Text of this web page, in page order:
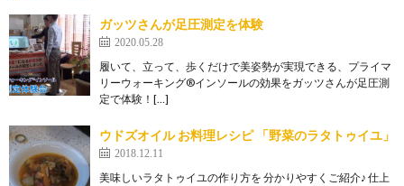
ガッツさんが足圧測定を体験
2020.05.28
履いて、立って、歩くだけで美姿勢が実現できる、プライマ
リーウォーキング®インソールの効果をガッツさんが足圧測
定で体験！[…]
ウドズオイル お料理レシピ 「野菜のラタトゥイユ」
2018.12.11
美味しいラタトゥイユの作り方を 分かりやすくご紹介♪ 仕上